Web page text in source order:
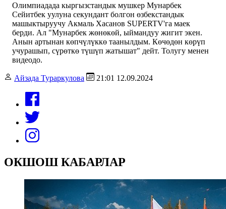
Олимпиадада кыргызстандык мушкер Мунарбек
Сейитбек уулуна секундант болгон өзбекстандык
машыктыруучу Акмаль Хасанов SUPERTV'га маек
берди. Ал "Мунарбек жөнөкөй, ыймандуу жигит экен.
Анын артынан көпчүлүккө таанылдым. Көчөдөн көрүп
учурашып, сүрөткө түшүп жатышат" дейт. Толугу менен
видеодо.
Айзада Тураркулова 21:01 12.09.2024
ОКШОШ КАБАРЛАР